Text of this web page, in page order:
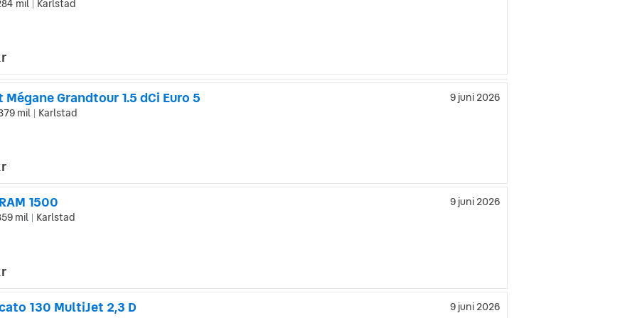
mil Karlstad
Mégane Grandtour 1.5 dCi Euro 5
mil Karlstad
9 juni 2026
1500
mil Karlstad
9 juni 2026
130 MultiJet 2,3 D
9 juni 2026